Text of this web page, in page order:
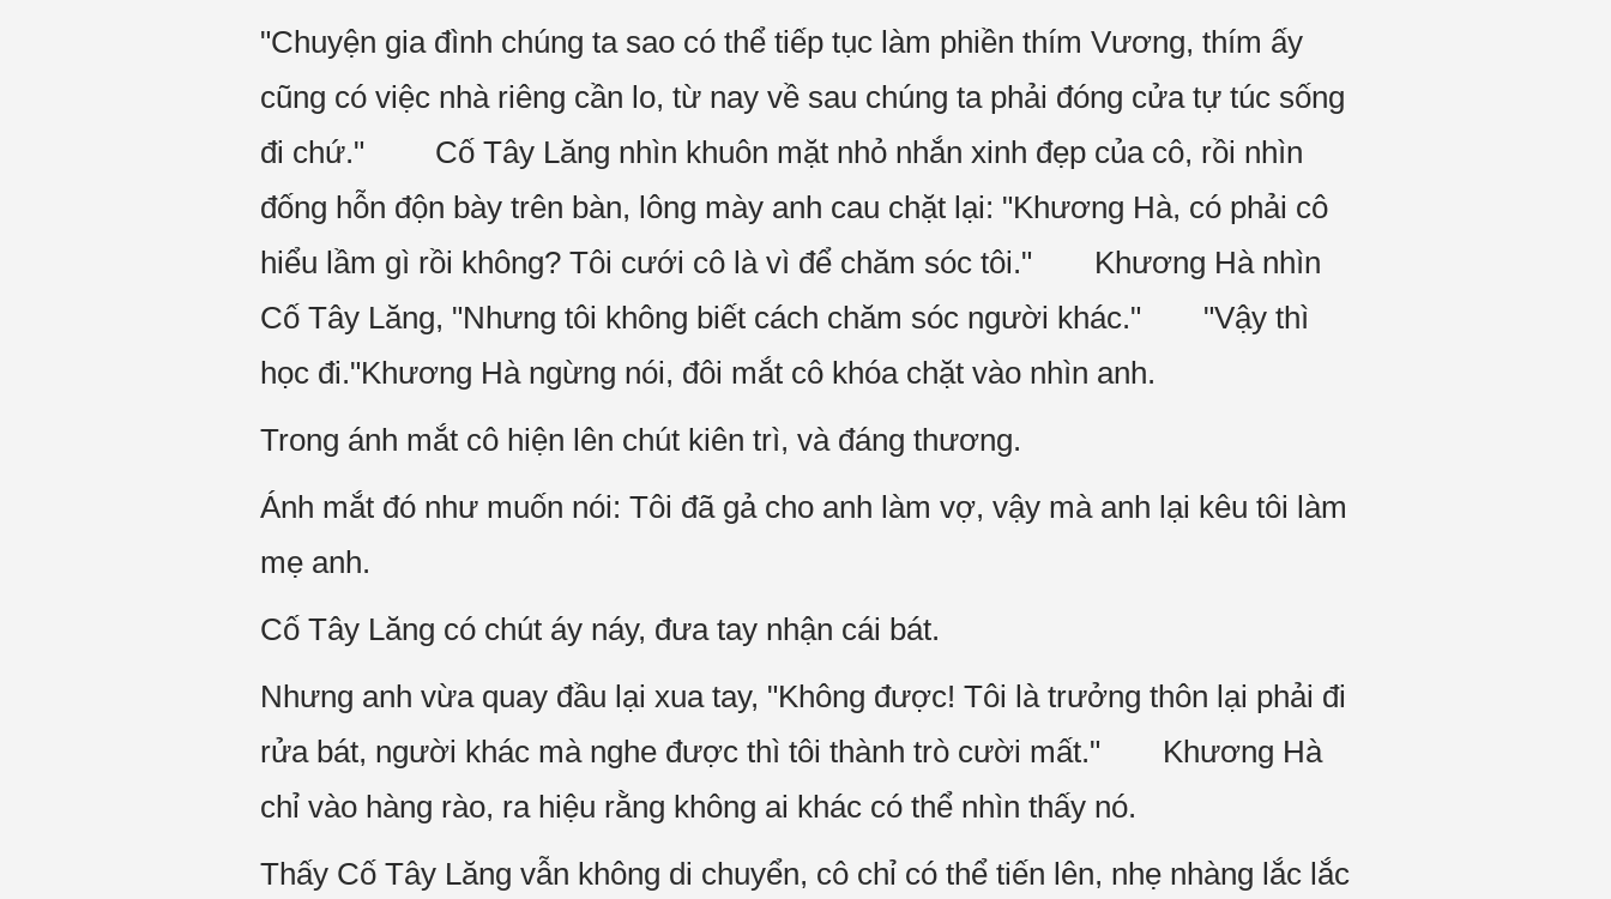
"Chuyện gia đình chúng ta sao có thể tiếp tục làm phiền thím Vương, thím ấy
cũng có việc nhà riêng cần lo, từ nay về sau chúng ta phải đóng cửa tự túc sống
đi chứ." Cố Tây Lăng nhìn khuôn mặt nhỏ nhắn xinh đẹp của cô, rồi nhìn
đống hỗn độn bày trên bàn, lông mày anh cau chặt lại: "Khương Hà, có phải cô
hiểu lầm gì rồi không? Tôi cưới cô là vì để chăm sóc tôi." Khương Hà nhìn
Cố Tây Lăng, "Nhưng tôi không biết cách chăm sóc người khác." "Vậy thì
học đi."Khương Hà ngừng nói, đôi mắt cô khóa chặt vào nhìn anh.
Trong ánh mắt cô hiện lên chút kiên trì, và đáng thương.
Ánh mắt đó như muốn nói: Tôi đã gả cho anh làm vợ, vậy mà anh lại kêu tôi làm
mẹ anh.
Cố Tây Lăng có chút áy náy, đưa tay nhận cái bát.
Nhưng anh vừa quay đầu lại xua tay, "Không được! Tôi là trưởng thôn lại phải đi
rửa bát, người khác mà nghe được thì tôi thành trò cười mất." Khương Hà
chỉ vào hàng rào, ra hiệu rằng không ai khác có thể nhìn thấy nó.
Thấy Cố Tây Lăng vẫn không di chuyển, cô chỉ có thể tiến lên, nhẹ nhàng lắc lắc